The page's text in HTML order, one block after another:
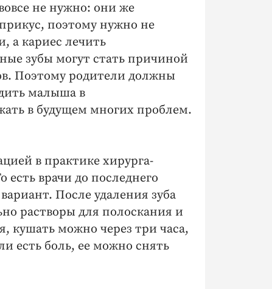
не нужно: они же
поэтому нужно не
а кариес лечить
зубы могут стать причиной
Поэтому родители должны
малыша в
в будущем многих проблем.
в практике хирурга-
врачи до последнего
После удаления зуба
растворы для полоскания и
кушать можно через три часа,
есть боль, ее можно снять